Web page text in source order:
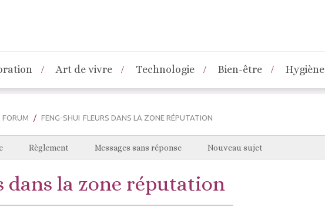
Art de vivre Technologie Bien-être Hygiène
FORUM FENG-SHUI FLEURS DANS LA ZONE RÉPUTATION
Règlement Messages sans réponse Nouveau sujet
dans la zone réputation